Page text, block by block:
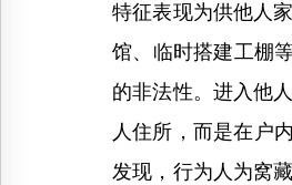
特征表现为供他人
馆、临时搭建工棚
的非法性。进入他
人住所，而是在户
发现，行为人为窝